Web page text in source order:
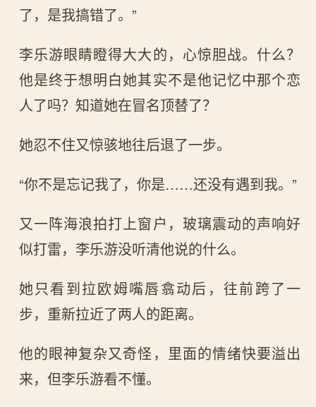
了，是我搞错了。”
李乐游眼睛瞪得大大的，心惊胆战。什么？
他是终于想明白她其实不是他记忆中那个恋
人了吗？知道她在冒名顶替了？
她忍不住又惊骇地往后退了一步。
“你不是忘记我了，你是……还没有遇到我。”
又一阵海浪拍打上窗户，玻璃震动的声响好
似打雷，李乐游没听清他说的什么。
她只看到拉欧姆嘴唇翕动后，往前跨了一
步，重新拉近了两人的距离。
他的眼神复杂又奇怪，里面的情绪快要溢出
来，但李乐游看不懂。